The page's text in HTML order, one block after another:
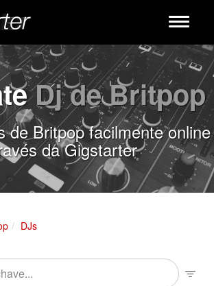
Toggle
Dj de Britpop
de Britpop facilmente online
da Gigstarter
DJs